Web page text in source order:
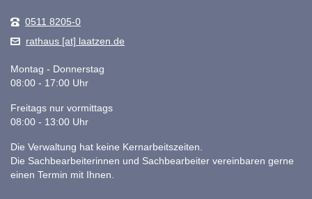
0511 8205-0
rathaus [at] laatzen.de
Montag - Donnerstag
08:00 - 17:00 Uhr
Freitags nur vormittags
08:00 - 13:00 Uhr
Die Verwaltung hat keine Kernarbeitszeiten.
Die Sachbearbeiterinnen und Sachbearbeiter vereinbaren gerne
einen Termin mit Ihnen.